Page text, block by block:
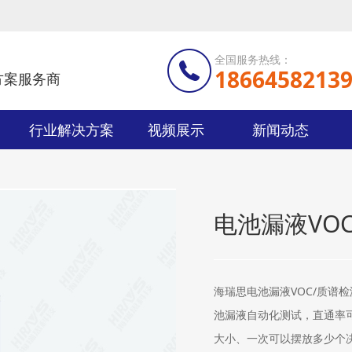
服务商
全国服务热线：
18664582139
行业解决方案 视频展示 新闻动态
电池漏液
海瑞思电池漏液VOC/质谱
池漏液自动化测试，直通率
大小、一次可以摆放多少个